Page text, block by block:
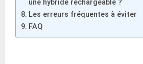
une hybride rechargeable ?
Les erreurs fréquentes à éviter
FAQ